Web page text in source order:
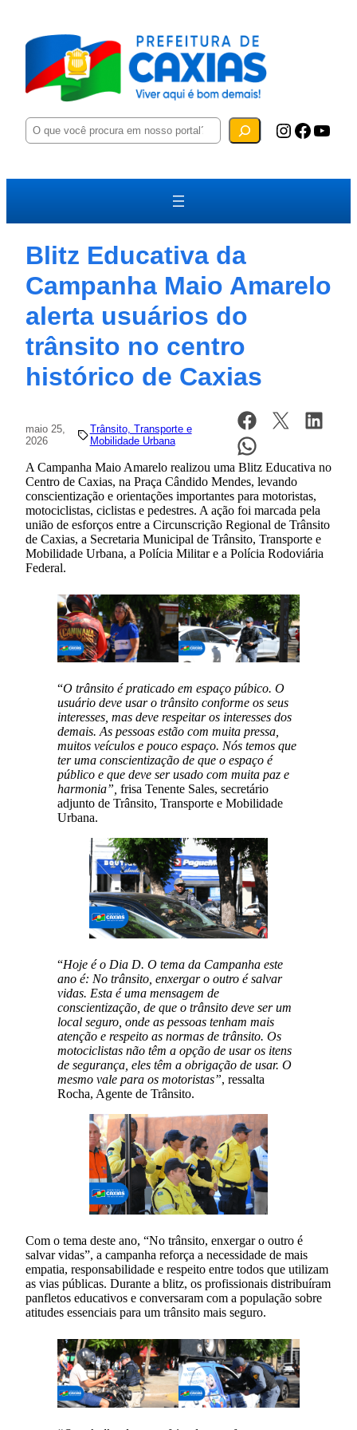
P
e
u
a
Instagram Facebook YouTube
Blitz Educativa da
Campanha Maio Amarelo
alerta usuários do
trânsito no centro
histórico de Caxias
maio 25,
2026
Trânsito, Transporte e
Mobilidade Urbana
A Campanha Maio Amarelo realizou uma Blitz Educativa no
Centro de Caxias, na Praça Cândido Mendes, levando
conscientização e orientações importantes para motoristas,
motociclistas, ciclistas e pedestres. A ação foi marcada pela
união de esforços entre a Circunscrição Regional de Trânsito
de Caxias, a Secretaria Municipal de Trânsito, Transporte e
Mobilidade Urbana, a Polícia Militar e a Polícia Rodoviária
Federal.
“O trânsito é praticado em espaço púbico. O
usuário deve usar o trânsito conforme os seus
interesses, mas deve respeitar os interesses dos
demais. As pessoas estão com muita pressa,
muitos veículos e pouco espaço. Nós temos que
ter uma conscientização de que o espaço é
público e que deve ser usado com muita paz e
harmonia”, frisa Tenente Sales, secretário
adjunto de Trânsito, Transporte e Mobilidade
Urbana.
“Hoje é o Dia D. O tema da Campanha este
ano é: No trânsito, enxergar o outro é salvar
vidas. Esta é uma mensagem de
conscientização, de que o trânsito deve ser um
local seguro, onde as pessoas tenham mais
atenção e respeito as normas de trânsito. Os
motociclistas não têm a opção de usar os itens
de segurança, eles têm a obrigação de usar. O
mesmo vale para os motoristas”, ressalta
Rocha, Agente de Trânsito.
Com o tema deste ano, “No trânsito, enxergar o outro é
salvar vidas”, a campanha reforça a necessidade de mais
empatia, responsabilidade e respeito entre todos que utilizam
as vias públicas. Durante a blitz, os profissionais distribuíram
panfletos educativos e conversaram com a população sobre
atitudes essenciais para um trânsito mais seguro.